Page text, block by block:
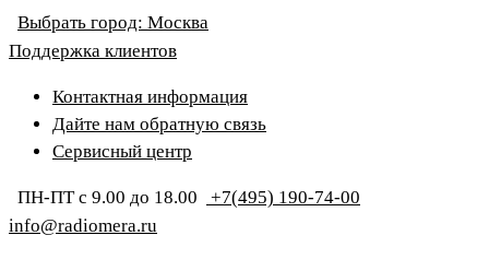
Выбрать город: Москва
Поддержка клиентов
Контактная информация
Дайте нам обратную связь
Сервисный центр
ПН-ПТ с 9.00 до 18.00
+7(495) 190-74-00
info@radiomera.ru